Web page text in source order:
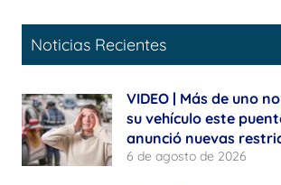
Noticias Recientes
VIDEO | Más de uno
su vehículo este
anunció nuevas
6 de agosto de 2026